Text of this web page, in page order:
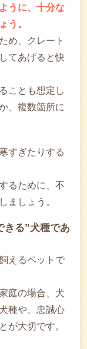
うに、十分な
う。
め、クレート
てあげると快
ことも想定し
、複数箇所に
すぎたりする
るために、不
ましょう。
きる”犬種であ
えるペットで
庭の場合、犬
種や、忠誠心
が大切です。